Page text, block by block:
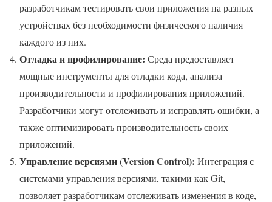
разработчикам тестировать свои приложения на разных
устройствах без необходимости физического наличия
каждого из них.
Отладка и профилирование: Среда предоставляет
мощные инструменты для отладки кода, анализа
производительности и профилирования приложений.
Разработчики могут отслеживать и исправлять ошибки, а
также оптимизировать производительность своих
приложений.
Управление версиями (Version Control): Интеграция с
системами управления версиями, такими как Git,
позволяет разработчикам отслеживать изменения в коде,